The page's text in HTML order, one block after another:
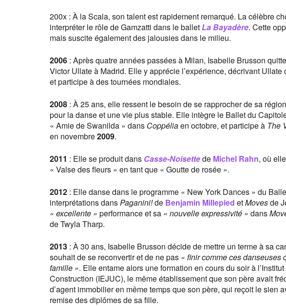
200x : À la Scala, son talent est rapidement remarqué. La célèbre
interpréter le rôle de Gamzatti dans le balletLa Bayadère. Cette
mais suscite également des jalousies dans le milieu.
2006 : Après quatre années passées à Milan, Isabelle Brusson
Victor Ullate à Madrid. Elle y apprécie l’expérience, décrivant Ullate
et participe à des tournées mondiales.
2008 : À 25 ans, elle ressent le besoin de se rapprocher de sa
pour la danse et une vie plus stable. Elle intègre le Ballet du
« Amie de Swanilda » dans Coppéliaen octobre, et participe à The
en novembre2009.
2011 : Elle se produit dans Casse-Noisettede Michel Rahn, où
« Valse des fleurs » en tant que « Goutte de rosée ».
2012 : Elle danse dans le programme « New York Dances » du
interprétations dansPaganini!de Benjamin Millepied etMovesde
« excellente » performance et sa « nouvelle expressivité » dans
de Twyla Tharp.
2013 : À 30 ans, Isabelle Brusson décide de mettre un terme à sa
souhait de se reconvertir et de ne pas « finir comme ces danseuses
famille ». Elle entame alors une formation en cours du soir à
Construction (IEJUC), le même établissement que son père avait
d’agent immobilier en même temps que son père, qui reçoit le sien
remise des diplômes de sa fille.